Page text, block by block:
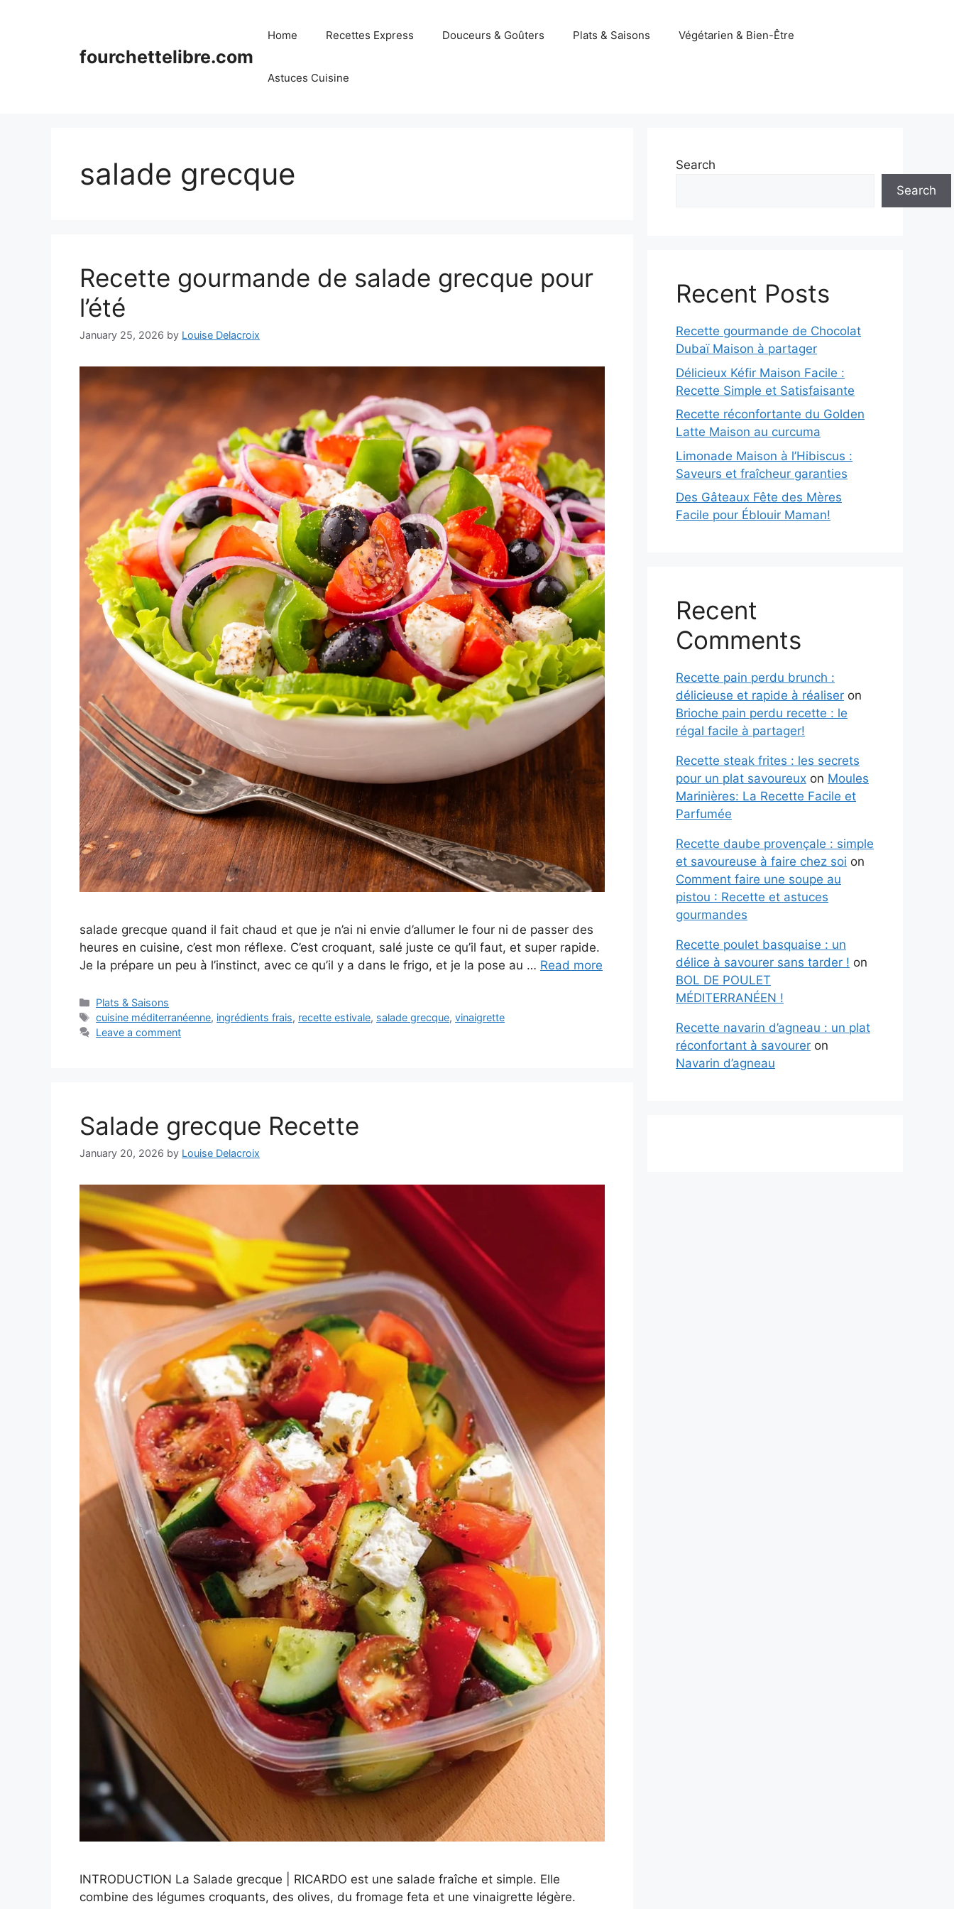
fourchettelibre.com
Home Recettes Express Douceurs & Goûters Plats & Saisons Végétarien & Bien-Être
Astuces Cuisine
salade grecque
Recette gourmande de salade grecque pour
l’été
January 25, 2026 by Louise Delacroix
salade grecque quand il fait chaud et que je n’ai ni envie d’allumer le four ni de passer des
heures en cuisine, c’est mon réflexe. C’est croquant, salé juste ce qu’il faut, et super rapide.
Je la prépare un peu à l’instinct, avec ce qu’il y a dans le frigo, et je la pose au … Read more
Categories
Plats & Saisons
Tags
cuisine méditerranéenne, ingrédients frais, recette estivale, salade grecque,vinaigrette
Leave a comment
Salade grecque Recette
January 20, 2026 by Louise Delacroix
INTRODUCTION La Salade grecque | RICARDO est une salade fraîche et simple. Elle
combine des légumes croquants, des olives, du fromage feta et une vinaigrette légère.
Search
Search
Recent Posts
Recette gourmande de Chocolat
Dubaï Maison à partager
Délicieux Kéfir Maison Facile :
Recette Simple et Satisfaisante
Recette réconfortante du Golden
Latte Maison au curcuma
Limonade Maison à l’Hibiscus :
Saveurs et fraîcheur garanties
Des Gâteaux Fête des Mères
Facile pour Éblouir Maman!
Recent
Comments
Recette pain perdu brunch :
délicieuse et rapide à réaliser on
Brioche pain perdu recette : le
régal facile à partager!
Recette steak frites : les secrets
pour un plat savoureux on Moules
Marinières: La Recette Facile et
Parfumée
Recette daube provençale : simple
et savoureuse à faire chez soi on
Comment faire une soupe au
pistou : Recette et astuces
gourmandes
Recette poulet basquaise : un
délice à savourer sans tarder ! on
BOL DE POULET
MÉDITERRANÉEN !
Recette navarin d’agneau : un plat
réconfortant à savourer on
Navarin d’agneau